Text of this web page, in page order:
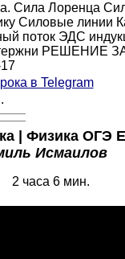
Сила Лоренца
Силовые линии
поток ЭДС
РЕШЕНИЕ
в Telegram
.
| Физика ОГЭ
Исмаилов
часа 6 мин.